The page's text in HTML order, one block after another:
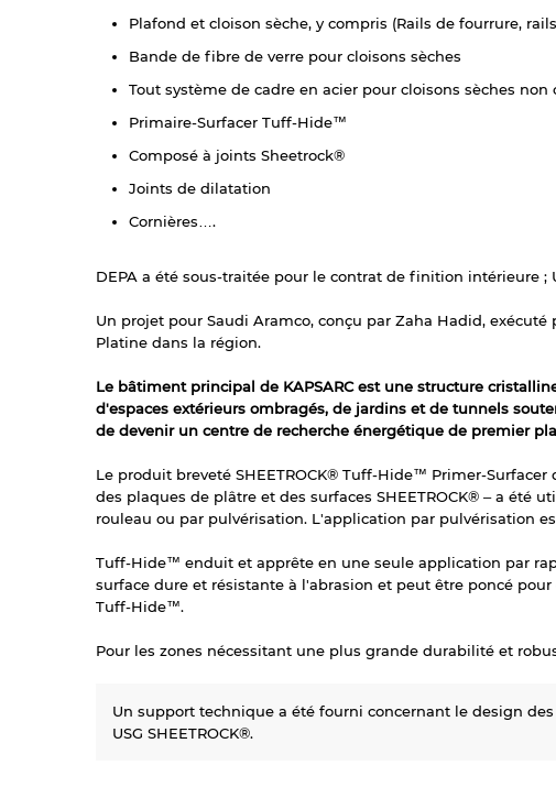
Plafond et cloison sèche, y compris (Rails de fourrure,
Bande de fibre de verre pour cloisons sèches
Tout système de cadre en acier pour cloisons sèches
Primaire-Surfacer Tuff-Hide™
Composé à joints Sheetrock®
Joints de dilatation
Cornières….
DEPA a été sous-traitée pour le contrat de finition intérieure
Un projet pour Saudi Aramco, conçu par Zaha Hadid,
Platine dans la région.
Le bâtiment principal de KAPSARC est une structure
d'espaces extérieurs ombragés, de jardins et de tunnels
de devenir un centre de recherche énergétique de premier
Le produit breveté SHEETROCK® Tuff-Hide™ Primer-
des plaques de plâtre et des surfaces SHEETROCK® – a été
rouleau ou par pulvérisation. L'application par pulvérisation
Tuff-Hide™ enduit et apprête en une seule application par
surface dure et résistante à l'abrasion et peut être poncé
Tuff-Hide™.
Pour les zones nécessitant une plus grande durabilité et
Un support technique a été fourni concernant le design
USG SHEETROCK®.